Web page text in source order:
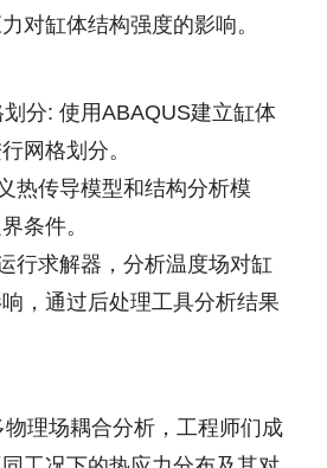
对缸体结构强度的影响。
分: 使用ABAQUS建立缸体
网格划分。
热传导模型和结构分析模
条件。
行求解器，分析温度场对缸
，通过后处理工具分析结果
理场耦合分析，工程师们成